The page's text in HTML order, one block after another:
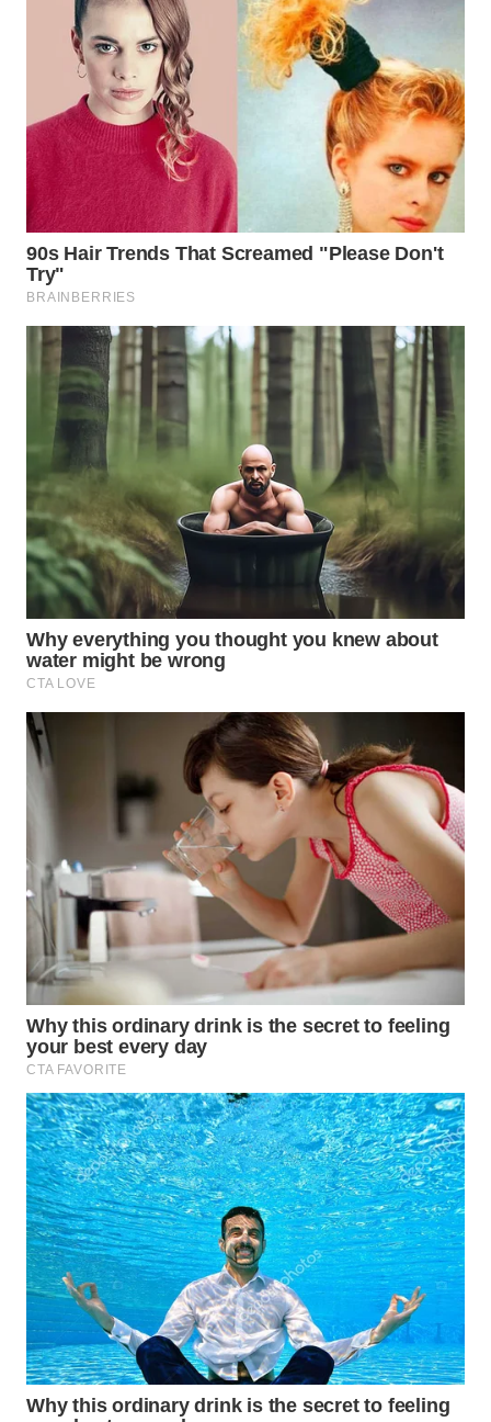
WN
BOGOR
DEPOK
WN
TAPANULI
UTARA
WN
SAMOSIR
WN
PADANG
LAWAS
WN
SUMEDANG
WN
CIANJUR
KEPULAUAN
SERIBU
TANGERANG
WN
CIREBON
WN
INDRAMAYU
WN
KUNINGAN
WN
MAJALENGKA
WN
SUBANG
WN
SUKABUMI
WN
PURWAKARTA